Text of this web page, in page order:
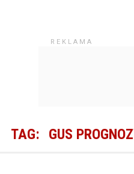
TAG: GUS